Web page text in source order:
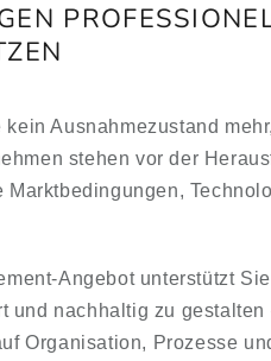
Ausnahmezustand
stehen vor der
Marktbedingungen,
Angebot unterstützt
und nachhaltig zu gestalten
Organisation, Prozesse